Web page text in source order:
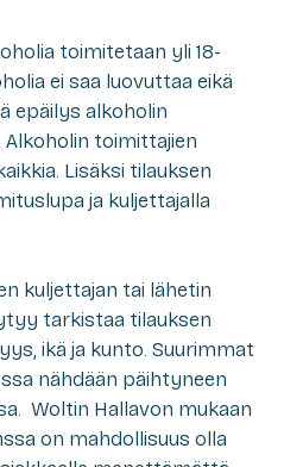
toimitetaan yli 18-
ei saa luovuttaa eikä
epäilys alkoholin
toimittajien
Lisäksi tilauksen
ja kuljettajalla
kuljettajan tai lähetin
tarkistaa tilauksen
ikä ja kunto. Suurimmat
nähdään päihtyneen
Woltin Hallavon mukaan
on mahdollisuus olla